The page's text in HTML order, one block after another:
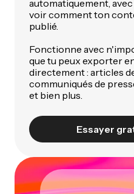
automatiquement,
voir comment ton
publié.
Fonctionne avec
que tu peux exporter
directement : articles
communiqués de
et bien plus.
Essayer